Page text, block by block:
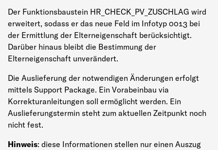
Der Funktionsbaustein HR_CHECK_PV_ZUSCHLAG wird
erweitert, sodass er das neue Feld im Infotyp 0013 bei
der Ermittlung der Elterneigenschaft berücksichtigt.
Darüber hinaus bleibt die Bestimmung der
Elterneigenschaft unverändert.
Die Auslieferung der notwendigen Änderungen erfolgt
mittels Support Package. Ein Vorabeinbau via
Korrekturanleitungen soll ermöglicht werden. Ein
Auslieferungstermin steht zum aktuellen Zeitpunkt noch
nicht fest.
Hinweis: diese Informationen stellen nur einen Auszug